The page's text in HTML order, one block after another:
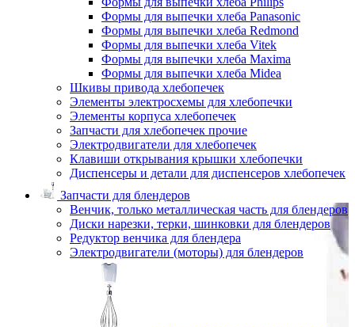
Формы для выпечки хлеба Panasonic
Формы для выпечки хлеба Redmond
Формы для выпечки хлеба Vitek
Формы для выпечки хлеба Maxima
Формы для выпечки хлеба Midea
Шкивы привода хлебопечек
Элементы электросхемы для хлебопечки
Элементы корпуса хлебопечек
Запчасти для хлебопечек прочие
Электродвигатели для хлебопечек
Клавиши открывания крышки хлебопечки
Диспенсеры и детали для диспенсеров хлебопечек
Запчасти для блендеров
Венчик, только металлическая часть для блендеров
Диски нарезки, терки, шинковки для блендеров
Редуктор венчика для блендера
Электродвигатели (моторы) для блендеров